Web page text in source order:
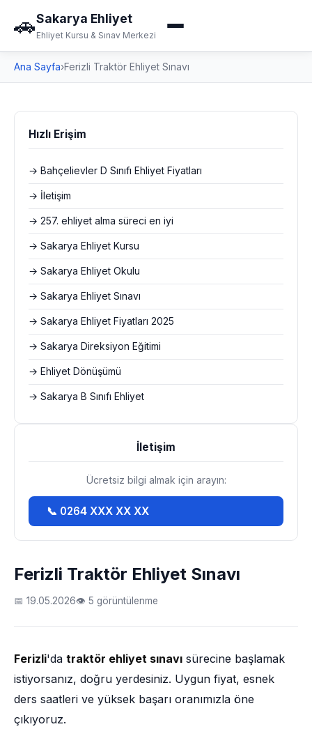
🚗Sakarya Ehliyet
Ehliyet Kursu & Sınav Merkezi
Ana Sayfa›Ferizli Traktör Ehliyet Sınavı
Ferizli Traktör Ehliyet Sınavı
📅 19.05.2026👁 5 görüntülenme
Ferizli'da traktör ehliyet sınavı sürecine başlamak
istiyorsanız, doğru yerdesiniz. Uygun fiyat, esnek
ders saatleri ve yüksek başarı oranımızla öne
çıkıyoruz.
Hızlı Erişim
→ Bahçelievler D Sınıfı Ehliyet Fiyatları
→ İletişim
→ 257. ehliyet alma süreci en iyi
→ Sakarya Ehliyet Kursu
→ Sakarya Ehliyet Okulu
→ Sakarya Ehliyet Sınavı
→ Sakarya Ehliyet Fiyatları 2025
→ Sakarya Direksiyon Eğitimi
→ Ehliyet Dönüşümü
→ Sakarya B Sınıfı Ehliyet
İletişim
Ücretsiz bilgi almak için arayın:
📞 0264 XXX XX XX